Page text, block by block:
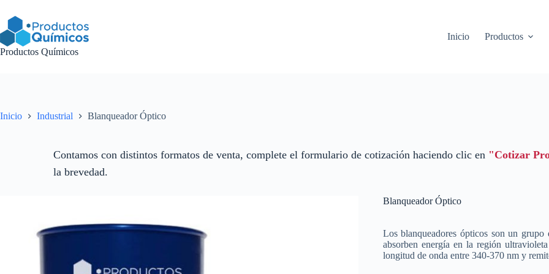
contenido
Productos Químicos
Inicio Productos
Inicio Industrial Blanqueador Óptico
Contamos con distintos formatos de venta, complete el formulario de cotización haciendo clic en "Cotizar
la brevedad.
Blanqueador Óptico
Los blanqueadores ópticos son un
absorben energía en la región
longitud de onda entre 340-370 nm y